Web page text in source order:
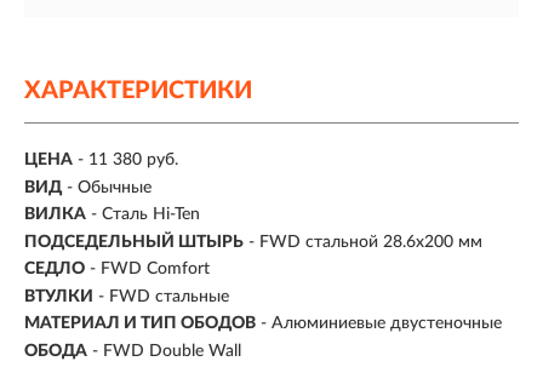
ХАРАКТЕРИСТИКИ
ЦЕНА - 11 380 руб.
ВИД - Обычные
ВИЛКА - Сталь Hi-Ten
ПОДСЕДЕЛЬНЫЙ ШТЫРЬ - FWD стальной 28.6x200 мм
СЕДЛО - FWD Comfort
ВТУЛКИ - FWD стальные
МАТЕРИАЛ И ТИП ОБОДОВ - Алюминиевые двустеночные
ОБОДА - FWD Double Wall